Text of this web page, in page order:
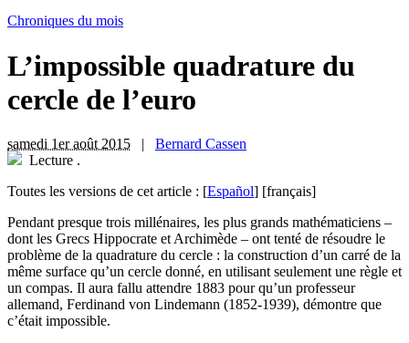
Chroniques du mois
L’impossible quadrature du
cercle de l’euro
samedi 1er août 2015 | Bernard Cassen
Lecture .
Toutes les versions de cet article : [Español] [français]
Pendant presque trois millénaires, les plus grands mathématiciens –
dont les Grecs Hippocrate et Archimède – ont tenté de résoudre le
problème de la quadrature du cercle : la construction d’un carré de la
même surface qu’un cercle donné, en utilisant seulement une règle et
un compas. Il aura fallu attendre 1883 pour qu’un professeur
allemand, Ferdinand von Lindemann (1852-1939), démontre que
c’était impossible.